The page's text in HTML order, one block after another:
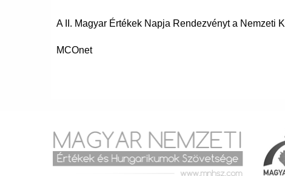
A II. Magyar Értékek Napja Rendezvényt a Nemzeti
MCOnet